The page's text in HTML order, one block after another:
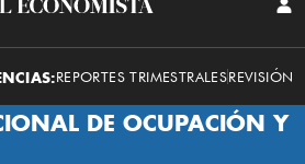
El
Economista
REPORTES TRIMESTRALESREVISIÓN
DE OCUPACIÓN Y